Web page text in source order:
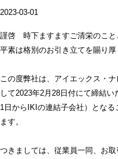
2023-03-01
謹啓 時下ますますご清栄のこと
平素は格別のお引き立てを賜り厚
この度弊社は、アイエックス・
して2023年2月28日付にて締結
1日からIKIの連結子会社）とな
ます。
つきましては、従業員一同、お